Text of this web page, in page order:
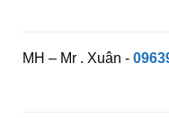
MH – Mr . Xuân -